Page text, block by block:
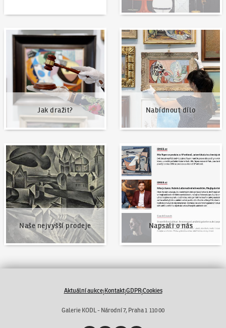
Jak dražit?
Jak dražit?
Nabídnout dílo
Nabídnout dílo
Naše nejvyšší prodeje
Naše nejvyšší prodeje
Napsali o nás
Napsali o nás
Aktuální aukce|Kontakt|GDPR|Cookies
Galerie KODL - Národní 7, Praha 1 110 00